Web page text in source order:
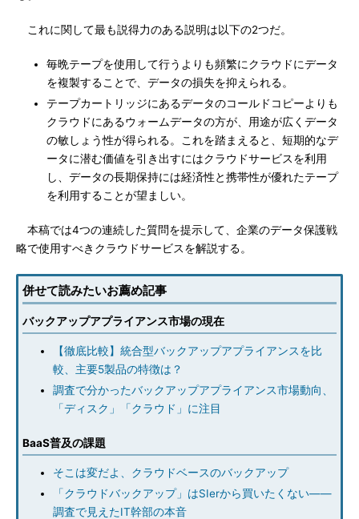
これに関して最も説得力のある説明は以下の2つだ。
毎晩テープを使用して行うよりも頻繁にクラウドにデータ
を複製することで、データの損失を抑えられる。
テープカートリッジにあるデータのコールドコピーよりも
クラウドにあるウォームデータの方が、用途が広くデータ
の敏しょう性が得られる。これを踏まえると、短期的なデ
ータに潜む価値を引き出すにはクラウドサービスを利用
し、データの長期保持には経済性と携帯性が優れたテープ
を利用することが望ましい。
本稿では4つの連続した質問を提示して、企業のデータ保護戦
略で使用すべきクラウドサービスを解説する。
併せて読みたいお薦め記事
バックアップアプライアンス市場の現在
【徹底比較】統合型バックアップアプライアンスを比
較、主要5製品の特徴は？
調査で分かったバックアップアプライアンス市場動向、
「ディスク」「クラウド」に注目
BaaS普及の課題
そこは変だよ、クラウドベースのバックアップ
「クラウドバックアップ」はSIerから買いたくない――
調査で見えたIT幹部の本音